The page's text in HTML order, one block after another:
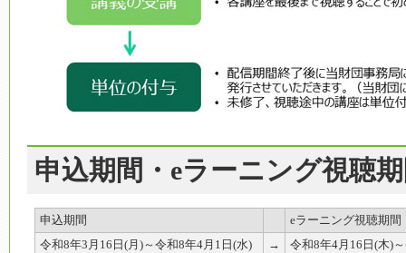
申込期間・eラーニング視聴
申込期間
eラーニング視聴期間
令和8年3月16日(月)～令和8年4月1日(水)
→
令和8年4月16日(木)